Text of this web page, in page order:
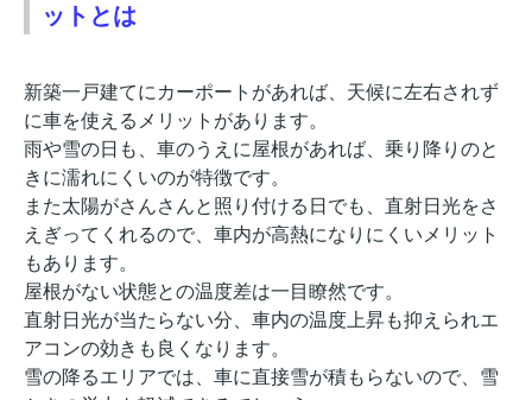
ットとは
新築一戸建てにカーポートがあれば、天候に左右されず
に車を使えるメリットがあります。
雨や雪の日も、車のうえに屋根があれば、乗り降りのと
きに濡れにくいのが特徴です。
また太陽がさんさんと照り付ける日でも、直射日光をさ
えぎってくれるので、車内が高熱になりにくいメリット
もあります。
屋根がない状態との温度差は一目瞭然です。
直射日光が当たらない分、車内の温度上昇も抑えられエ
アコンの効きも良くなります。
雪の降るエリアでは、車に直接雪が積もらないので、雪